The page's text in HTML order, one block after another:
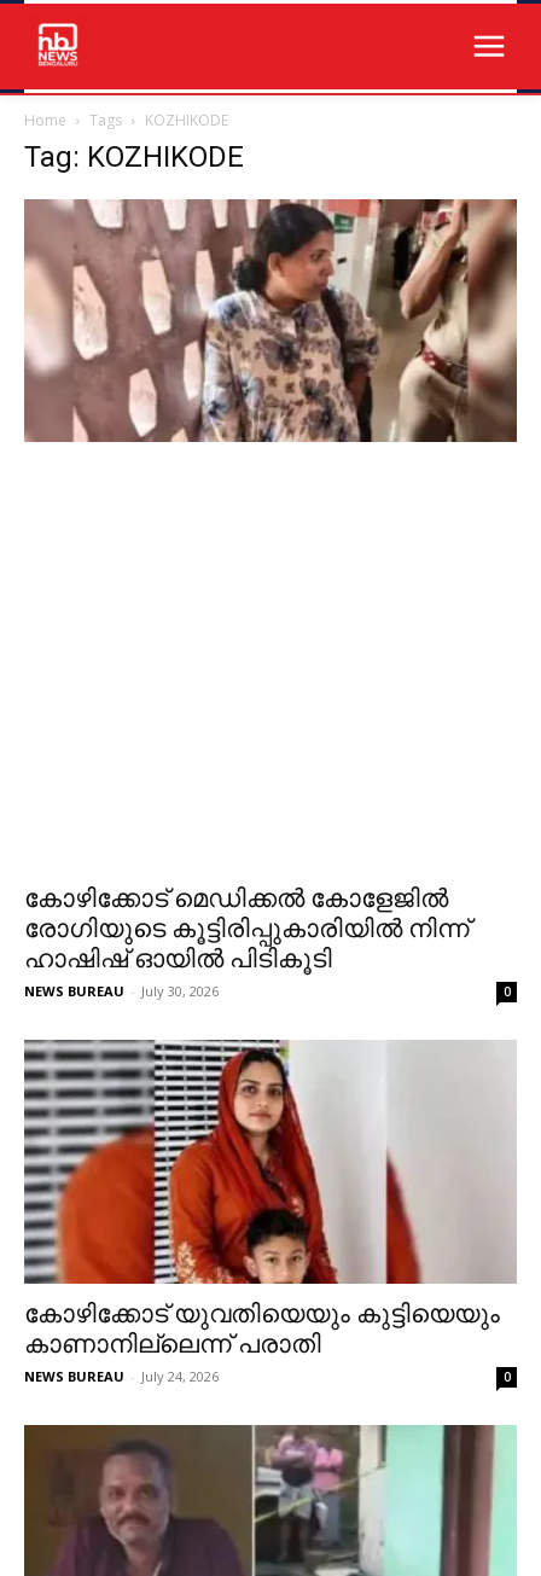
Home Tags KOZHIKODE
Tag: KOZHIKODE
കോഴിക്കോട് മെഡിക്കല്‍ കോളേജില്‍
രോഗിയുടെ കൂട്ടിരിപ്പുകാരിയില്‍ നിന്ന്
ഹാഷിഷ് ഓയില്‍ പിടികൂടി
NEWS BUREAU - July 30, 2026 0
കോഴിക്കോട് യുവതിയെയും കുട്ടിയെയും
കാണാനില്ലെന്ന് പരാതി
NEWS BUREAU - July 24, 2026 0